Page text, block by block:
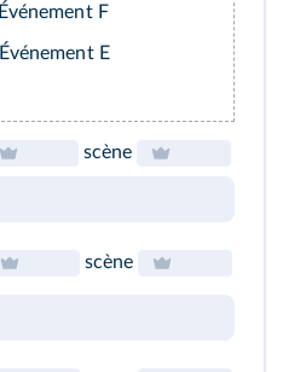
Événement F
Événement E
scène
scène